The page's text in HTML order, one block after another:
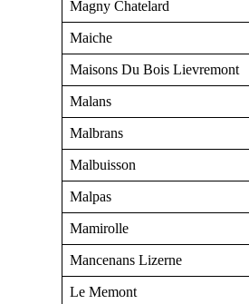
Magny Chatelard
Maiche
Maisons Du Bois Lievremont
Malans
Malbrans
Malbuisson
Malpas
Mamirolle
Mancenans Lizerne
Le Memont